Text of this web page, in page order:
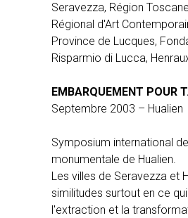
Seravezza, Région
Régional d'Art
Province de Lucques,
Risparmio di Lucca,
EMBARQUEMENT POUR
Septembre 2003 – Hualien
Symposium international
monumentale de Hualien.
Les villes de Seravezza et
similitudes surtout en ce
l'extraction et la